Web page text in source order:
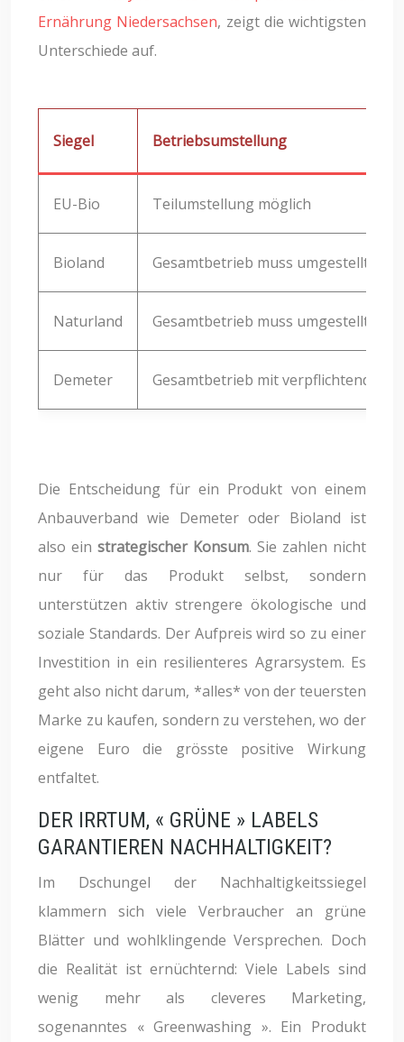
Ernährung Niedersachsen, zeigt die wichtigsten
Unterschiede auf.
Siegel Betriebsumstellung
EU-Bio Teilumstellung möglich
Bioland Gesamtbetrieb muss umgestellt
Naturland Gesamtbetrieb muss umgestellt
Demeter Gesamtbetrieb mit verpflichtender
Die Entscheidung für ein Produkt von einem
Anbauverband wie Demeter oder Bioland ist
also ein strategischer Konsum. Sie zahlen nicht
nur für das Produkt selbst, sondern
unterstützen aktiv strengere ökologische und
soziale Standards. Der Aufpreis wird so zu einer
Investition in ein resilienteres Agrarsystem. Es
geht also nicht darum, *alles* von der teuersten
Marke zu kaufen, sondern zu verstehen, wo der
eigene Euro die grösste positive Wirkung
entfaltet.
DER IRRTUM, « GRÜNE » LABELS
GARANTIEREN NACHHALTIGKEIT?
Im Dschungel der Nachhaltigkeitssiegel
klammern sich viele Verbraucher an grüne
Blätter und wohlklingende Versprechen. Doch
die Realität ist ernüchternd: Viele Labels sind
wenig mehr als cleveres Marketing,
sogenanntes « Greenwashing ». Ein Produkt